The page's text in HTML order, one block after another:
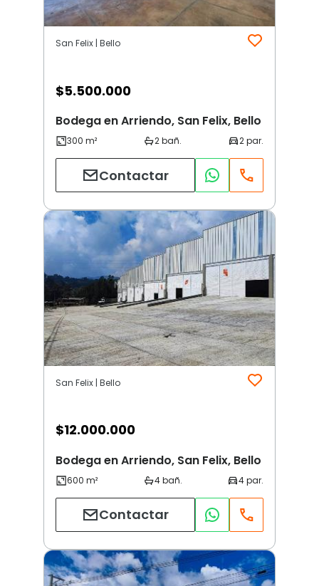
San Felix | Bello
$5.500.000
Bodega en Arriendo, San Felix, Bello
Contactar
San Felix | Bello
$12.000.000
Bodega en Arriendo, San Felix, Bello
Contactar